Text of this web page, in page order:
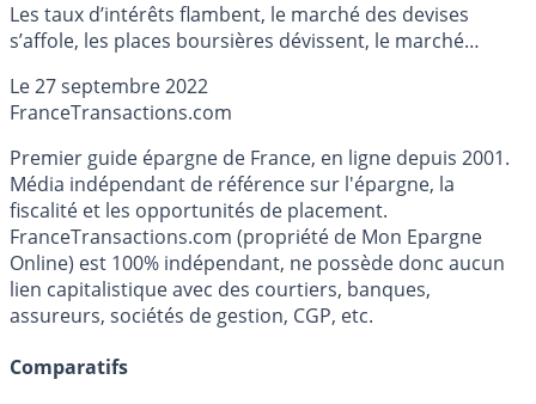
Les taux d’intérêts flambent, le marché des devises
s’affole, les places boursières dévissent, le marché
Les indices européens vont passer ce cap dès les
prochaines séances. Le CAC40 affiche actuellement
-19.34% (26 septembre 2022).
Le27 septembre 2022
FranceTransactions.com
Premier guide épargne de France, en ligne depuis 2001.
Média indépendant de référence sur l'épargne, la
fiscalité et les opportunités de placement.
FranceTransactions.com (propriété de Mon Epargne
Online) est 100% indépendant, ne possède donc aucun
lien capitalistique avec des courtiers, banques,
assureurs, sociétés de gestion, CGP, etc.
Comparatifs